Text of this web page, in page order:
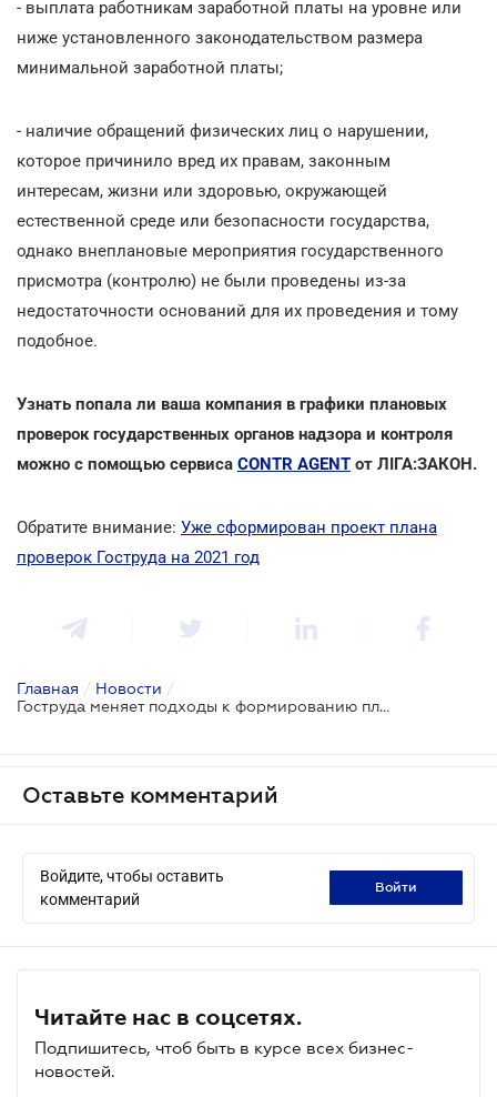
- выплата работникам заработной платы на уровне или
ниже установленного законодательством размера
минимальной заработной платы;
- наличие обращений физических лиц о нарушении,
которое причинило вред их правам, законным
интересам, жизни или здоровью, окружающей
естественной среде или безопасности государства,
однако внеплановые мероприятия государственного
присмотра (контролю) не были проведены из-за
недостаточности оснований для их проведения и тому
подобное.
Узнать попала ли ваша компания в графики плановых
проверок государственных органов надзора и контроля
можно с помощью сервиса CONTR AGENT от ЛІГА:ЗАКОН.
Обратите внимание: Уже сформирован проект плана
проверок Гоструда на 2021 год
Главная / Новости /
Гоструда меняет подходы к формированию планов проверок
Оставьте комментарий
Войдите, чтобы оставить
комментарий
войти
Читайте нас в соцсетях.
Подпишитесь, чтоб быть в курсе всех бизнес-
новостей.